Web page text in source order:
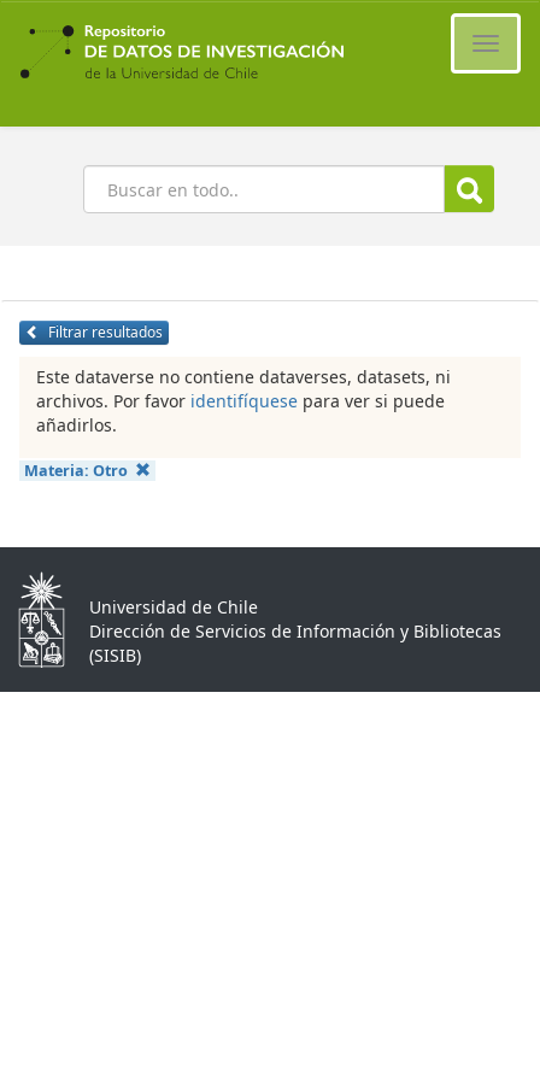
Ir
contenido
principal
Buscar
Filtrar resultados
Este dataverse no contiene dataverses, datasets, ni
archivos. Por favor identifíquese para ver si puede
añadirlos.
Materia: Otro
Universidad de Chile
Dirección de Servicios de Información y Bibliotecas
(SISIB)